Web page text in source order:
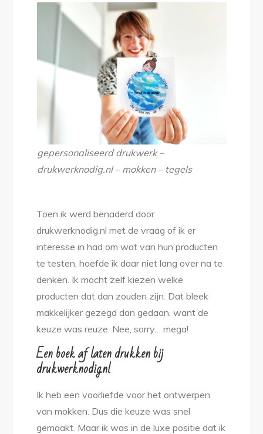
gepersonaliseerd drukwerk –
drukwerknodig.nl – mokken – tegels
Toen ik werd benaderd door
drukwerknodig.nl met de vraag of ik er
interesse in had om wat van hun producten
te testen, hoefde ik daar niet lang over na te
denken. Ik mocht zelf kiezen welke
producten dat dan zouden zijn. Dat bleek
makkelijker gezegd dan gedaan, want de
keuze was reuze. Nee, sorry… mega!
Een boek af laten drukken bij
drukwerknodig.nl
Ik heb een voorliefde voor het ontwerpen
van mokken. Dus die keuze was snel
gemaakt. Maar ik was in de luxe positie dat ik